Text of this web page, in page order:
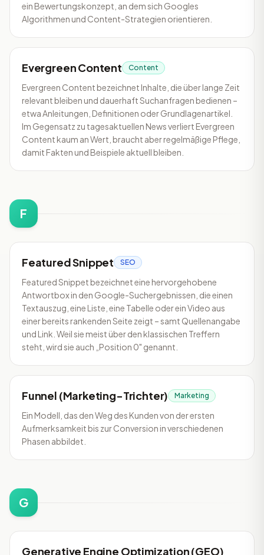
ein Bewertungskonzept, an dem sich Googles
Algorithmen und Content-Strategien orientieren.
Evergreen Content Content
Evergreen Content bezeichnet Inhalte, die über lange Zeit
relevant bleiben und dauerhaft Suchanfragen bedienen –
etwa Anleitungen, Definitionen oder Grundlagenartikel.
Im Gegensatz zu tagesaktuellen News verliert Evergreen
Content kaum an Wert, braucht aber regelmäßige Pflege,
damit Fakten und Beispiele aktuell bleiben.
F
Featured Snippet SEO
Featured Snippet bezeichnet eine hervorgehobene
Antwortbox in den Google-Suchergebnissen, die einen
Textauszug, eine Liste, eine Tabelle oder ein Video aus
einer bereits rankenden Seite zeigt – samt Quellenangabe
und Link. Weil sie meist über den klassischen Treffern
steht, wird sie auch „Position 0" genannt.
Funnel (Marketing-Trichter) Marketing
Ein Modell, das den Weg des Kunden von der ersten
Aufmerksamkeit bis zur Conversion in verschiedenen
Phasen abbildet.
G
Generative Engine Optimization (GEO)